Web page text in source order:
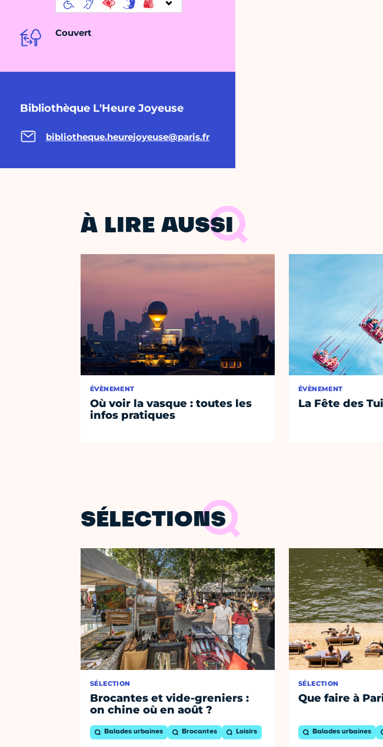
Couvert
Bibliothèque L'Heure Joyeuse
bibliotheque.heurejoyeuse@paris.fr
À LIRE AUSSI
ÉVÈNEMENT
Où voir la vasque : toutes les
infos pratiques
ÉVÈNEMENT
La Fête des
SÉLECTIONS
SÉLECTION
Brocantes et vide-greniers :
on chine où en août ?
Balades urbaines Brocantes Loisirs
SÉLECTION
Que faire à
Balades urbaines